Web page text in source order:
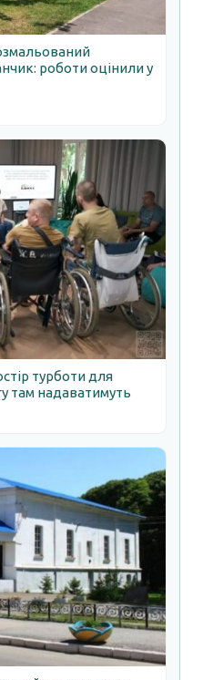
роботи оцінили у
турботи для
там надаватимуть